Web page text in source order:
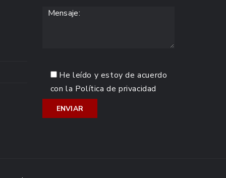
He leído y estoy de acuerdo
con la Política de privacidad